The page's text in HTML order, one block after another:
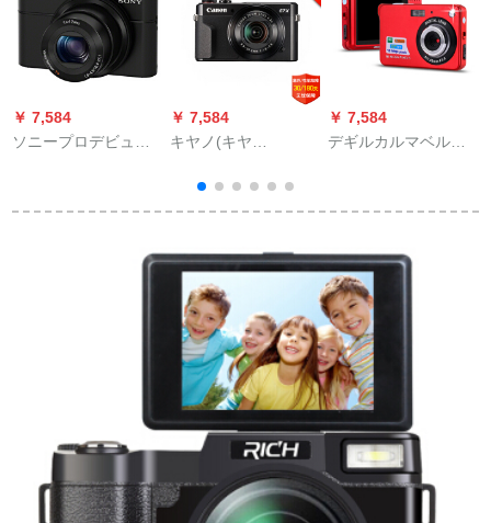
￥ 7,584
ソニープロデビュー
表示
￥ 7,584
キヤノ(キヤ
Mark IIデカルカメラ
2010万画素カラ
￥ 7,584
デギルカルマベルト
ミ用カーードマード
+8 Gメモカド